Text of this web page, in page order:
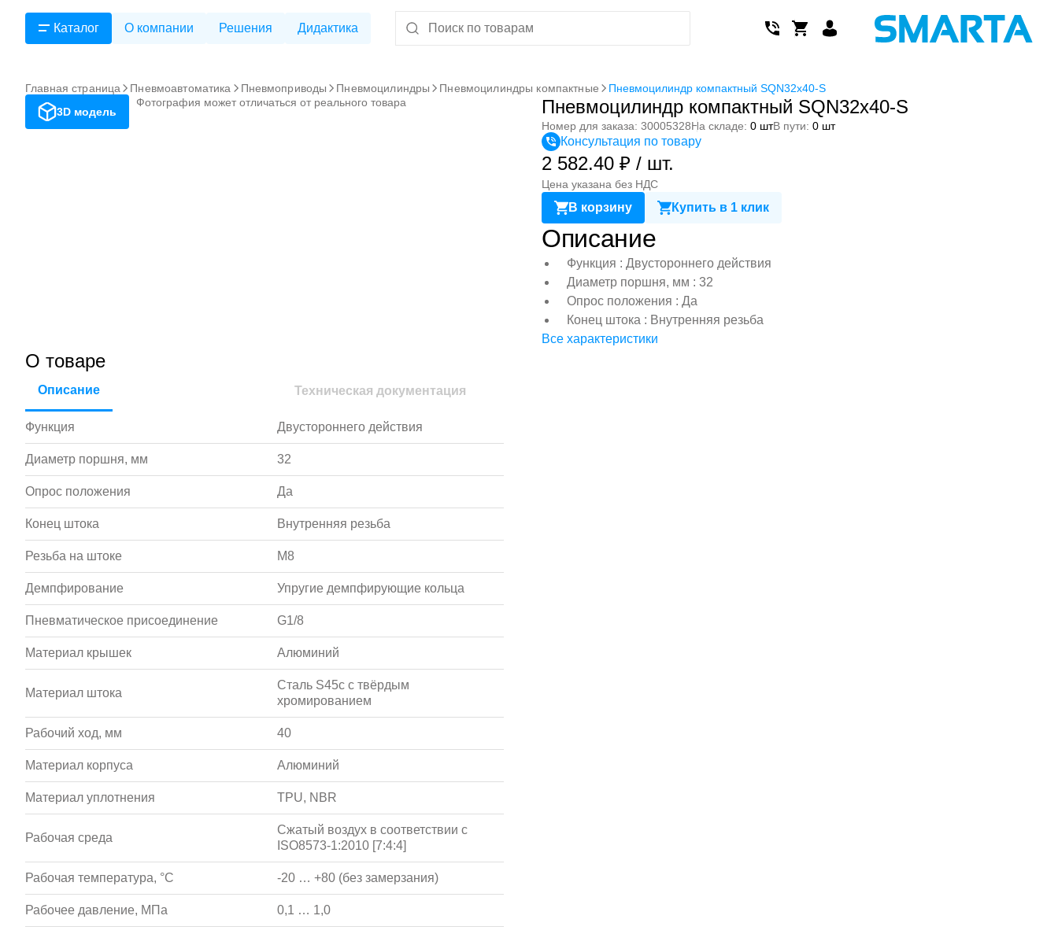
Каталог О компании Решения Дидактика
Главная страница Пневмоавтоматика Пневмоприводы Пневмоцилиндры Пневмоцилиндры компактные
Пневмоцилиндр компактный SQN32x40-S
3D модель
Фотография может отличаться от реального товара Пневмоцилиндр компактный SQN32x40-S
Номер для заказа: 30005328На складе: 0 штВ пути: 0 шт
Консультация по товару
2 582.40 ₽ / шт.
Цена указана без НДС
В корзину Купить в 1 клик
Описание
Функция : Двустороннего действия
Диаметр поршня, мм : 32
Опрос положения : Да
Конец штока : Внутренняя резьба
Все характеристики
О товаре
Описание Техническая документация
Функция Двустороннего действия
Диаметр поршня, мм 32
Опрос положения Да
Конец штока Внутренняя резьба
Резьба на штоке M8
Демпфирование Упругие демпфирующие кольца
Пневматическое присоединение G1/8
Материал крышек Алюминий
Материал штока
Сталь S45c с твёрдым
хромированием
Рабочий ход, мм 40
Материал корпуса Алюминий
Материал уплотнения TPU, NBR
Рабочая среда
Сжатый воздух в соответствии с
ISO8573-1:2010 [7:4:4]
Рабочая температура, °С -20 … +80 (без замерзания)
Рабочее давление, МПа 0,1 … 1,0